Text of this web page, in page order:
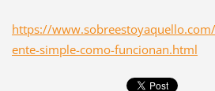
https://
ente-simple-como-funcionan.html